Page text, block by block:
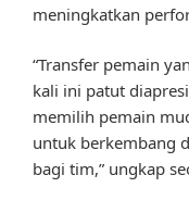
meningkatkan
“Transfer pemain
kali ini patut
memilih pemain
untuk berkembang
bagi tim,” ungkap